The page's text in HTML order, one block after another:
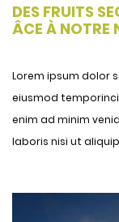
DES FRUITS
ÂCE À NOTRE
Lorem ipsum dolor
eiusmod
enim ad minim
laboris nisi ut